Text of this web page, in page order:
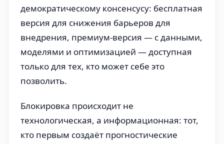
демократическому консенсусу: бесплатная
версия для снижения барьеров для
внедрения, премиум-версия — с данными,
моделями и оптимизацией — доступная
только для тех, кто может себе это
позволить.
Блокировка происходит не
технологическая, а информационная: тот,
кто первым создаёт прогностические